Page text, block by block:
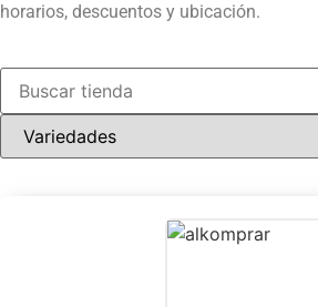
horarios, descuentos y ubicación.